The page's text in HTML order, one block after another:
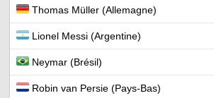
Thomas Müller (Allemagne)
Lionel Messi (Argentine)
Neymar (Brésil)
Robin van Persie (Pays-Bas)